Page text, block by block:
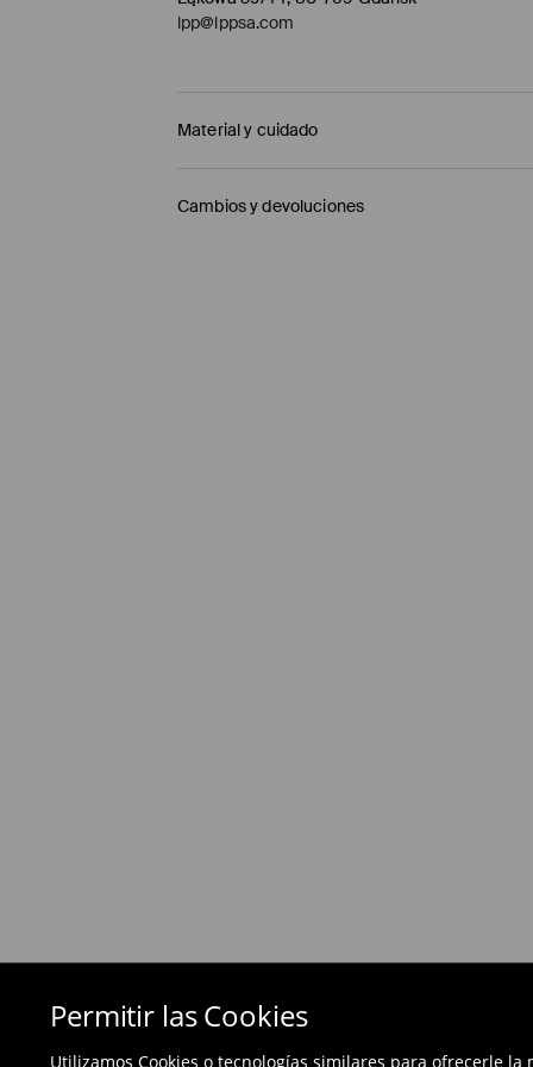
Permitir las Cookies
Utilizamos Cookies o tecnologías similares para ofrecerle
lpp@lppsa.com
Material y cuidado
1º TELA : 65% VISCOSA, 31% POLIÉSTER, 4%
Cambios y devoluciones